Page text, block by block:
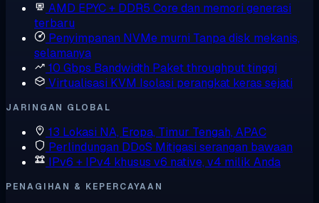
AMD EPYC + DDR5 Core dan memori generasi
terbaru
Penyimpanan NVMe murni Tanpa disk mekanis,
selamanya
10 Gbps Bandwidth Paket throughput tinggi
Virtualisasi KVM Isolasi perangkat keras sejati
JARINGAN GLOBAL
13 Lokasi NA, Eropa, Timur Tengah, APAC
Perlindungan DDoS Mitigasi serangan bawaan
IPv6 + IPv4 khusus v6 native, v4 milik Anda
PENAGIHAN & KEPERCAYAAN